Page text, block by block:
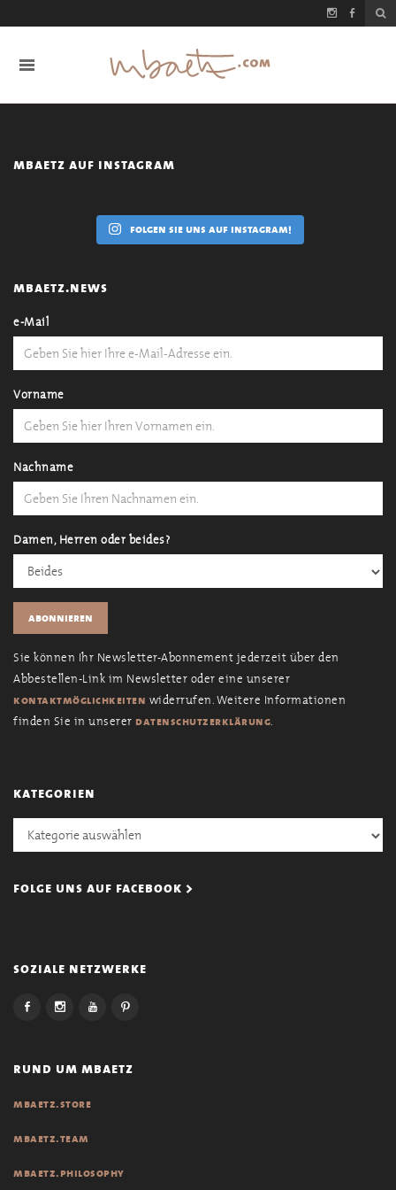
mbaetz auf instagram
folgen sie uns auf instagram!
mbaetz.news
e-Mail
Vorname
Nachname
Damen, Herren oder beides?
Sie können Ihr Newsletter-Abonnement jederzeit über den
Abbestellen-Link im Newsletter oder eine unserer
kontaktmöglichkeiten widerrufen. Weitere Informationen
finden Sie in unserer datenschutzerklärung.
kategorien
Kategorien
folge uns auf facebook >
soziale netzwerke
rund um mbaetz
mbaetz.store
mbaetz.team
mbaetz.philosophy